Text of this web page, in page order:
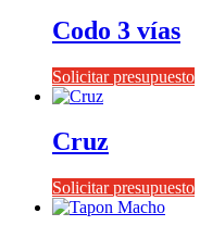
Codo 3 vías
Solicitar presupuesto
Cruz
Solicitar presupuesto